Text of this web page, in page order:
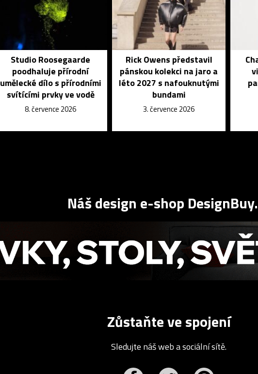
Studio Roosegaarde
poodhaluje přírodní
umělecké dílo s přírodními
svítícími prvky ve vodě
8. července 2026
Rick Owens představil
pánskou kolekci na jaro a
léto 2027 s nafouknutými
bundami
3. července 2026
Náš design e-shop
Zůstaňte ve spojení
Sledujte náš web a sociální sítě.